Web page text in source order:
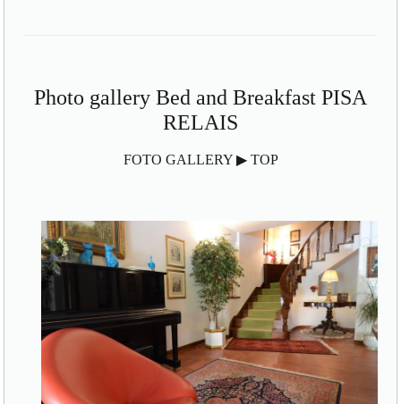
Photo gallery Bed and Breakfast PISA
RELAIS
FOTO GALLERY ▶ TOP